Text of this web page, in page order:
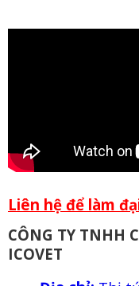
Liên hệ để làm
CÔNG TY TNHH
ICOVET